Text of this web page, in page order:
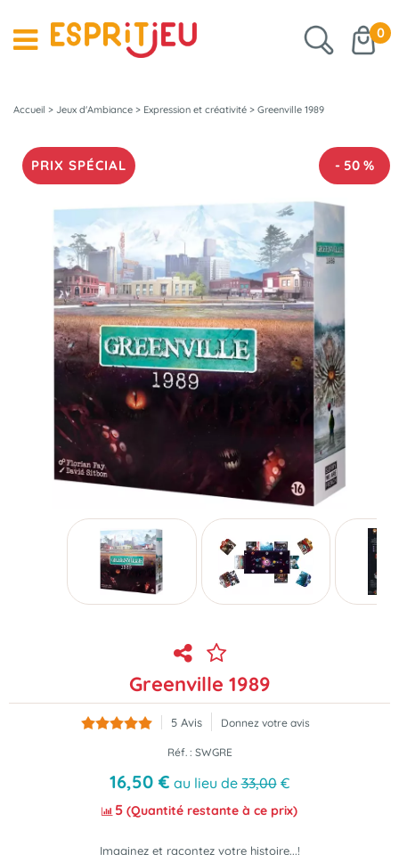
0
Accueil > Jeux d'Ambiance > Expression et créativité > Greenville 1989
PRIX SPÉCIAL - 50 %
Greenville 1989
5 Avis Donnez votre avis
Réf. : SWGRE
16,50 € au lieu de33,00€
5 (Quantité restante à ce prix)
Imaginez et racontez votre histoire...!